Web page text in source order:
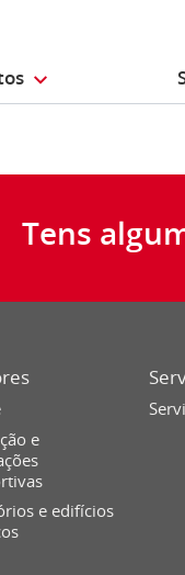
Tens
e
e edifícios